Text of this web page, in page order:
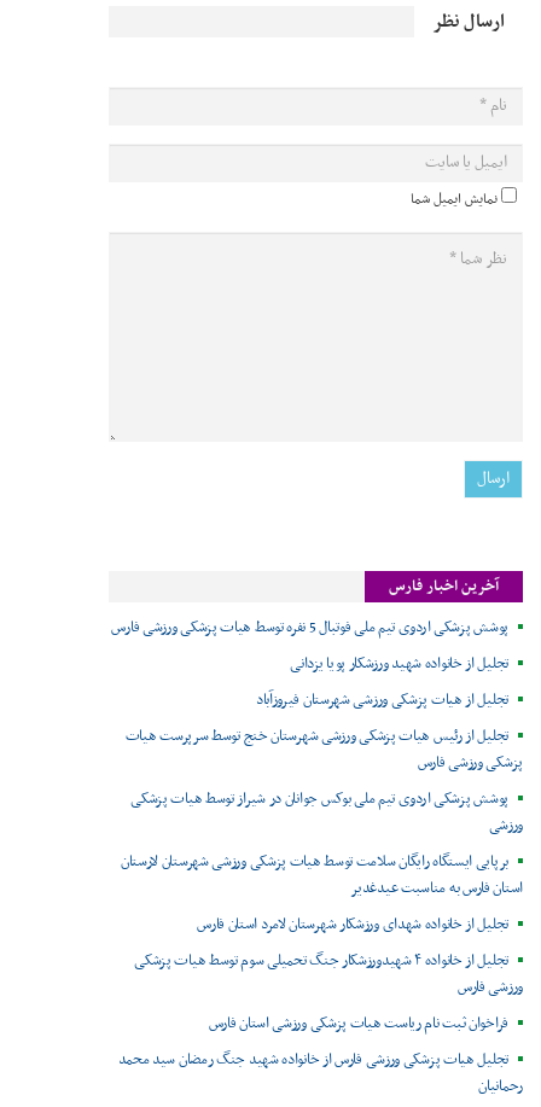
ارسال نظر
نمایش ایمیل شما
آخرین اخبار فارس
پوشش پزشکی اردوی تیم ملی فوتبال 5 نفره توسط هیات پزشکی ورزشی فارس
تجلیل از خانواده شهید ورزشکار پویا یزدانی
تجلیل از هیات پزشکی ورزشی شهرستان فیروزآباد
تجلیل از رئیس هیات پزشکی ورزشی شهرستان خنج توسط سرپرست هیات
پزشکی ورزشی فارس
پوشش پزشکی اردوی تیم ملی بوکس جوانان در شیراز توسط هیات پزشکی
ورزشی
برپایی ایستگاه رایگان سلامت توسط هیات پزشکی ورزشی شهرستان لارستان
استان فارس به مناسبت عیدغدیر
تجلیل از خانواده شهدای ورزشکار شهرستان لامرد استان فارس
تجلیل از خانواده ۴ شهیدورزشکار جنگ تحمیلی سوم توسط هیات پزشکی
ورزشی فارس
فراخوان ثبت نام ریاست هیات پزشکی ورزشی استان فارس
تجلیل هیات پزشکی ورزشی فارس از خانواده شهید جنگ رمضان سید محمد
رحمانیان